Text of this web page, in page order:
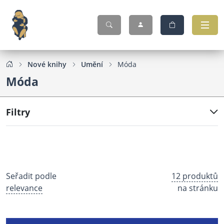
Nové knihy Umění Móda
Móda
Filtry
Seřadit podle
relevance
12 produktů
na stránku